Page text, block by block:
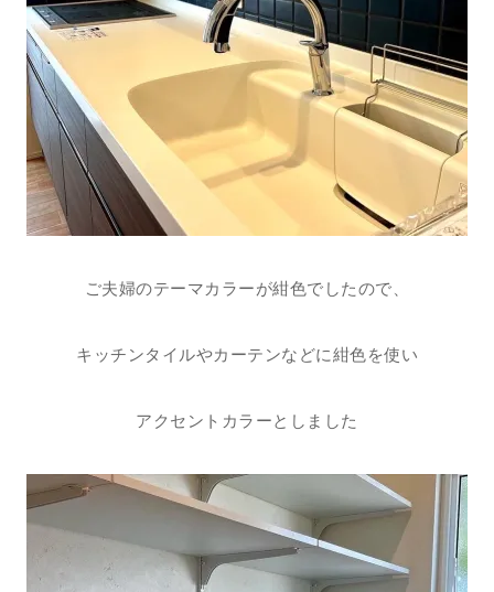
ご夫婦のテーマカラーが紺色でしたので、
キッチンタイルやカーテンなどに紺色を使い
アクセントカラーとしました